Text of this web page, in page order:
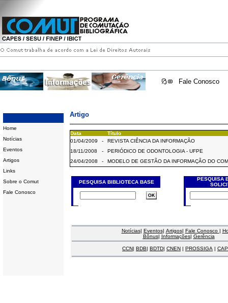
Fale Conosco
Home
Notícias
Eventos
Artigos
Links
Sobre o Comut
Fale Conosco
Artigo
Data
Título
01/04/2009
-
REVISTA CIÊNCIA DA INFORMAÇÃO
18/11/2008
-
PERIÓDICO DE ODONTOLOGIA - UFPE
24/04/2008
- MODELO DE GESTÃO DA INFORMAÇÃO DO
PESQUISA BIBLIOTECA BASE
PESQUISA
Notícias| Eventos| Artigos| Fale Conosco |
Bônus| Informações| Gerência
CCN| BDB| BDTD| CNEN | PROSSIGA |